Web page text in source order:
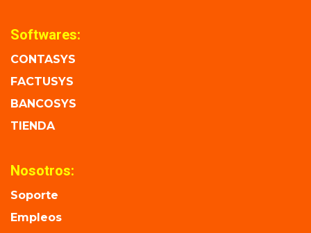
Softwares:
CONTASYS
FACTUSYS
BANCOSYS
TIENDA
Nosotros:
Soporte
Empleos